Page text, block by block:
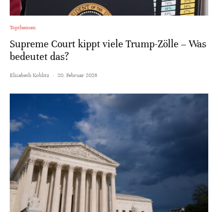
Topthemen
Supreme Court kippt viele Trump-Zölle – Was
bedeutet das?
Elisabeth Koblitz · 20. Februar 2026